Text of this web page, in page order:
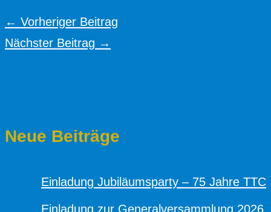
Neue Beiträge
Einladung Jubiläumsparty – 75 Jahre TTC
Einladung zur Generalversammlung 2026
← Vorheriger Beitrag
Nächster Beitrag →